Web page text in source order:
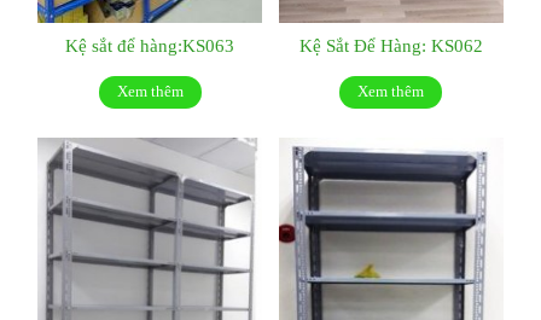
Kệ sắt để hàng:KS063
Xem thêm
Kệ Sắt Để Hàng: KS062
Xem thêm